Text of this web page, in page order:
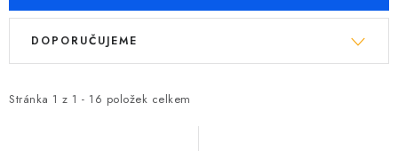
V
i
Stránka 1 z 1 - 16 položek celkem
Ř
e
DOPORUČUJEME